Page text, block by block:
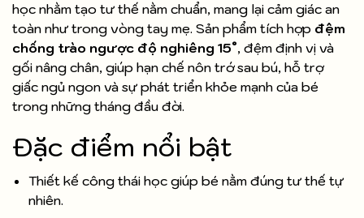
học nhằm tạo tư thế nằm chuẩn, mang lại cảm giác an
toàn như trong vòng tay mẹ. Sản phẩm tích hợp đệm
chống trào ngược độ nghiêng 15°, đệm định vị và
gối nâng chân, giúp hạn chế nôn trớ sau bú, hỗ trợ
giấc ngủ ngon và sự phát triển khỏe mạnh của bé
trong những tháng đầu đời.
Đặc điểm nổi bật
Thiết kế công thái học giúp bé nằm đúng tư thế tự
nhiên.